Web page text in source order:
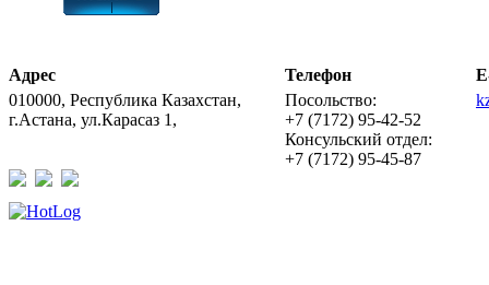
Адрес
010000, Республика Казахстан,
г.Астана, ул.Карасаз 1,
Телефон
Посольство:
+7 (7172) 95-42-52
Консульский отдел:
+7 (7172) 95-45-87